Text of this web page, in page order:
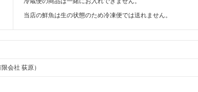
当店の鮮魚は生の状態のため冷凍便では送れません。
会社 荻原）